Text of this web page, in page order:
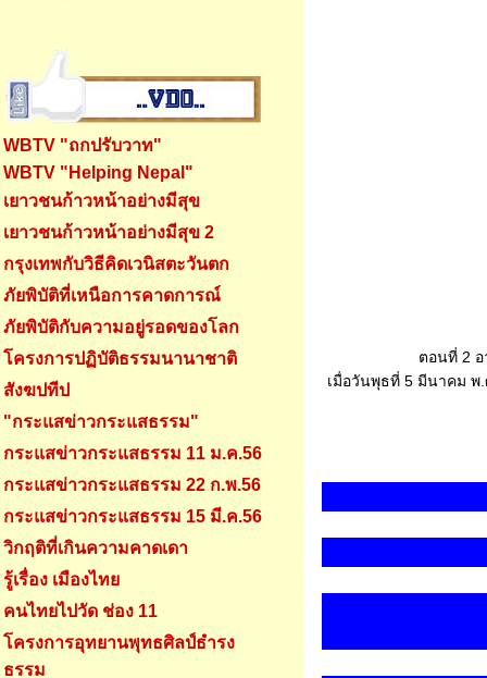
WBTV "ถกปรับวาท"
WBTV "Helping Nepal"
เยาวชนก้าวหน้าอย่างมีสุข
เยาวชนก้าวหน้าอย่างมีสุข 2
กรุงเทพกับวิธีคิดเวนิสตะวันตก
ภัยพิบัติที่เหนือการคาดการณ์
ภัยพิบัติกับความอยู่รอดของโลก
โครงการปฏิบัติธรรมนานาชาติ
สังฆปทีป
"กระแสข่าวกระแสธรรม"
กระแสข่าวกระแสธรรม 11 ม.ค.56
กระแสข่าวกระแสธรรม 22 ก.พ.56
กระแสข่าวกระแสธรรม 15 มี.ค.56
วิกฤติที่เกินความคาดเดา
รู้เรื่อง เมืองไทย
คนไทยไปวัด ช่อง 11
โครงการอุทยานพุทธศิลป์ธำรง
ธรรม
ตอนที่ 2
เมื่อวันพุธที่ 5 มีนาคม พ